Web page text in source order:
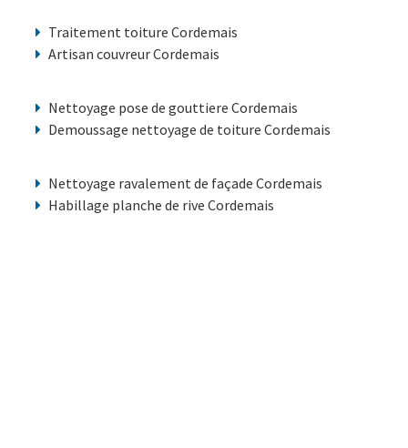
Traitement toiture Cordemais
Artisan couvreur Cordemais
Nettoyage pose de gouttiere Cordemais
Demoussage nettoyage de toiture Cordemais
Nettoyage ravalement de façade Cordemais
Habillage planche de rive Cordemais